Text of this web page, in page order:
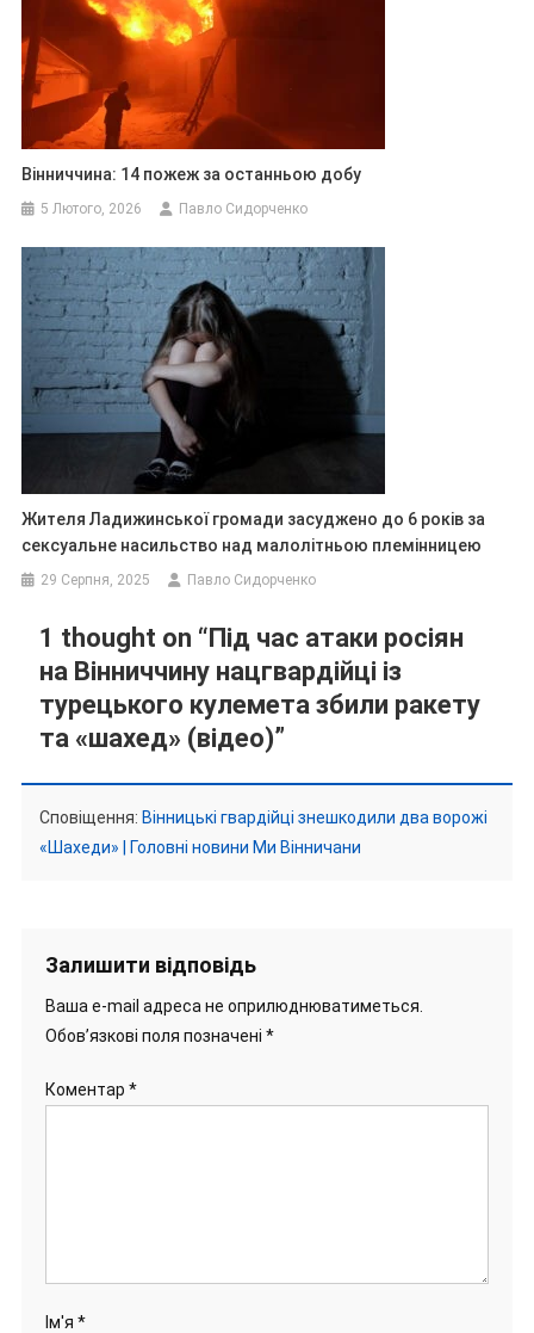
Вінниччина: 14 пожеж за останньою добу
5 Лютого, 2026 Павло Сидорченко
Жителя Ладижинської громади засуджено до 6 років за
сексуальне насильство над малолітньою племінницею
29 Серпня, 2025 Павло Сидорченко
1 thought on “Під час атаки росіян
на Вінниччину нацгвардійці із
турецького кулемета збили ракету
та «шахед» (відео)”
Сповіщення: Вінницькі гвардійці знешкодили два ворожі
«Шахеди» | Головні новини Ми Вінничани
Залишити відповідь
Ваша e-mail адреса не оприлюднюватиметься.
Обов’язкові поля позначені *
Коментар *
Ім'я *